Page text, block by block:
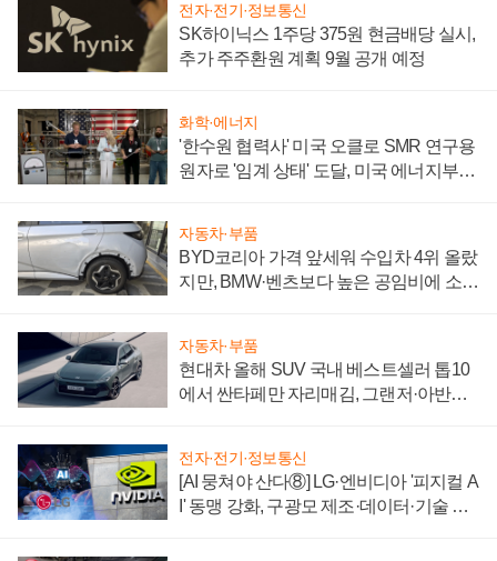
전자·전기·정보통신
SK하이닉스 1주당 375원 현금배당 실시,
추가 주주환원 계획 9월 공개 예정
화학·에너지
'한수원 협력사' 미국 오클로 SMR 연구용
원자로 '임계 상태' 도달, 미국 에너지부
자동차·부품
BYD코리아 가격 앞세워 수입차 4위 올랐
지만, BMW·벤츠보다 높은 공임비에 소비
자동차·부품
현대차 올해 SUV 국내 베스트셀러 톱10
에서 싼타페만 자리매김, 그랜저·아반떼
전자·전기·정보통신
[AI 뭉쳐야 산다⑧] LG·엔비디아 '피지컬 A
I' 동맹 강화, 구광모 제조·데이터·기술 결